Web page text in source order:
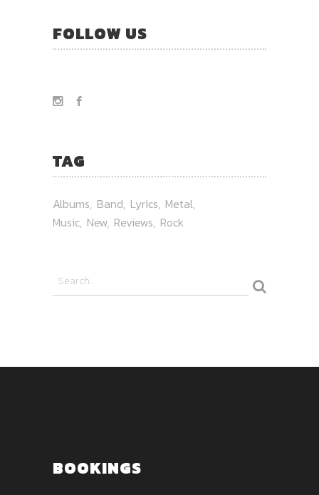
FOLLOW US
TAG
Albums Band Lyrics Metal
Music New Reviews Rock
BOOKINGS